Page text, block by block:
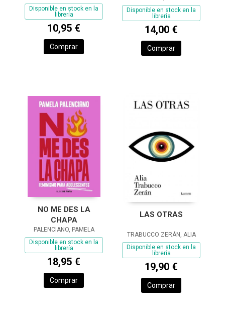
Disponible en stock en la
librería
10,95 €
Comprar
Disponible en stock en la
librería
14,00 €
Comprar
NO ME DES LA
CHAPA
PALENCIANO, PAMELA
Disponible en stock en la
librería
18,95 €
Comprar
LAS OTRAS
TRABUCCO ZERÁN, ALIA
Disponible en stock en la
librería
19,90 €
Comprar